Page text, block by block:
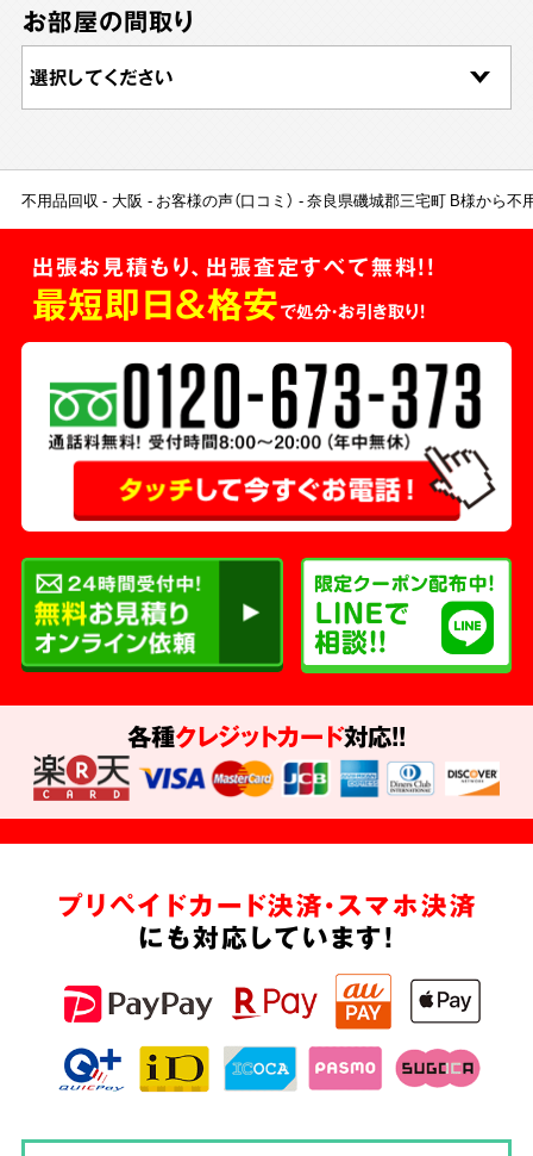
お部屋の間取り
不用品回収 大阪 お客様の声（口コミ） 奈良県磯城郡三宅町 B様から不
出張お見積もり、出張査定すべて無料!!
最短即日＆格安で処分・お引き取り！
各種クレジットカード対応!!
プリペイドカード決済・スマホ決済
にも対応しています!